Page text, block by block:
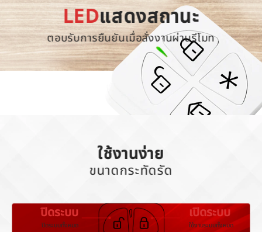
LEDแสดงสถานะ
ตอบรับการยืนยันเมื่อสั่งงานผ่านรีโมท
ใช้งานง่าย
ขนาดกระทัดรัด
ปิดระบบ
ปิดระบบทั้งหมด
เปิดระบบ
ใช้งานระบบทั้งหมด